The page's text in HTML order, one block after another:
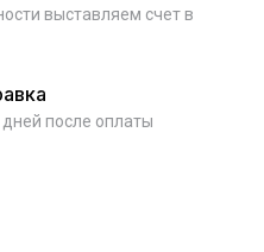
выставляем счет в
после оплаты